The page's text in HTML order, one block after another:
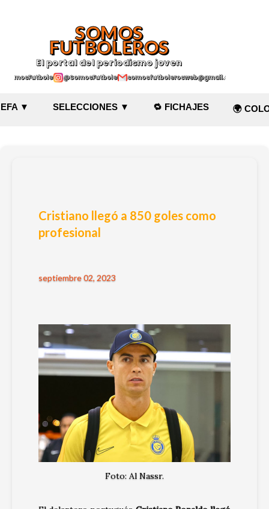
SOMOS
FUTBOLEROS
El portal del periodismo joven
@SomosFutbolerossomosfutbolerosweb@gmail.com
▼ SELECCIONES ▼ 🔁 FICHAJES 🌍
Cristiano llegó a 850 goles como
profesional
septiembre 02, 2023
Foto: Al Nassr.